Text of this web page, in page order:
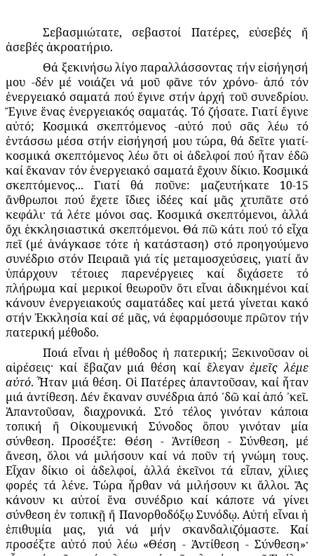
Σεβασμιώτατε, σεβαστοί Πατέρες, εὐσεβές ἤ
ἀσεβές ἀκροατήριο.
Θά ξεκινήσω λίγο παραλλάσσοντας τήν εἰσήγησή
μου -δέν μέ νοιάζει νά μοῦ φᾶνε τόν χρόνο- ἀπό τόν
ἐνεργειακό σαματά πού ἔγινε στήν ἀρχή τοῦ συνεδρίου.
Ἔγινε ἕνας ἐνεργειακός σαματάς. Τό ζήσατε. Γιατί ἔγινε
αὐτό; Κοσμικά σκεπτόμενος -αὐτό πού σᾶς λέω τό
ἐντάσσω μέσα στήν εἰσήγησή μου τώρα, θά δεῖτε γιατί-
κοσμικά σκεπτόμενος λέω ὅτι οἱ ἀδελφοί πού ἦταν ἐδῶ
καί ἔκαναν τόν ἐνεργειακό σαματά ἔχουν δίκιο. Κοσμικά
σκεπτόμενος... Γιατί θά ποῦνε: μαζευτήκατε 10-15
ἄνθρωποι πού ἔχετε ἴδιες ἰδέες καί μᾶς χτυπᾶτε στό
κεφάλι· τά λέτε μόνοι σας. Κοσμικά σκεπτόμενοι, ἀλλά
ὄχι ἐκκλησιαστικά σκεπτόμενοι. Θά πῶ κάτι πού τό εἶχα
πεῖ (μέ ἀνάγκασε τότε ἡ κατάσταση) στό προηγούμενο
συνέδριο στόν Πειραιᾶ γιά τίς μεταμοσχεύσεις, γιατί ἄν
ὑπάρχουν τέτοιες παρενέργειες καί διχάσετε τό
πλήρωμα καί μερικοί θεωροῦν ὅτι εἶναι ἀδικημένοι καί
κάνουν ἐνεργειακούς σαματάδες καί μετά γίνεται κακό
στήν Ἐκκλησία καί σέ μᾶς, νά ἐφαρμόσουμε πρῶτον τήν
πατερική μέθοδο.
Ποιά εἶναι ἡ μέθοδος ἡ πατερική; Ξεκινοῦσαν οἱ
αἱρέσεις· καί ἔβαζαν μιά θέση καί ἔλεγανἐμεῖς λέμε
αὐτό. Ἦταν μιά θέση. Οἱ Πατέρες ἀπαντοῦσαν, καί ἦταν
μιά ἀντίθεση. Δέν ἔκαναν συνέδρια ἀπό ᾽δῶ καί ἀπό ᾽κεῖ.
Ἀπαντοῦσαν, διαχρονικά. Στό τέλος γινόταν κάποια
τοπική ἤ Οἰκουμενική Σύνοδος ὅπου γινόταν μία
σύνθεση. Προσέξτε: Θέση - Ἀντίθεση - Σύνθεση, μέ
ἄνεση, ὅλοι νά μιλήσουν καί νά ποῦν τή γνώμη τους.
Εἶχαν δίκιο οἱ ἀδελφοί, ἀλλά ἐκεῖνοι τά εἶπαν, χίλιες
φορές τά λένε. Τώρα ἦρθαν νά μιλήσουν κι ἄλλοι. Ἄς
κάνουν κι αὐτοί ἕνα συνέδριο καί κάποτε νά γίνει
σύνθεση ἐν τοπικῇ ἤ Πανορθοδόξῳ Συνόδῳ. Αὐτή εἶναι ἡ
ἐπιθυμία μας, γιά νά μήν σκανδαλιζόμαστε. Καί
προσέξτε αὐτό πού λέω «Θέση - Ἀντίθεση - Σύνθεση»·